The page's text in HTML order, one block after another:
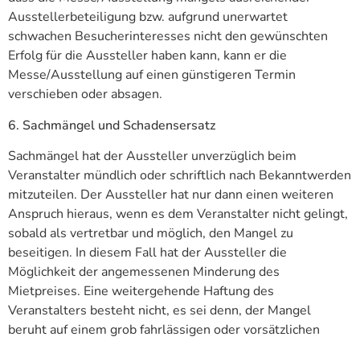
Ausstellerbeteiligung bzw. aufgrund unerwartet
schwachen Besucherinteresses nicht den gewünschten
Erfolg für die Aussteller haben kann, kann er die
Messe/Ausstellung auf einen günstigeren Termin
verschieben oder absagen.
6. Sachmängel und Schadensersatz
Sachmängel hat der Aussteller unverzüglich beim
Veranstalter mündlich oder schriftlich nach Bekanntwerden
mitzuteilen. Der Aussteller hat nur dann einen weiteren
Anspruch hieraus, wenn es dem Veranstalter nicht gelingt,
sobald als vertretbar und möglich, den Mangel zu
beseitigen. In diesem Fall hat der Aussteller die
Möglichkeit der angemessenen Minderung des
Mietpreises. Eine weitergehende Haftung des
Veranstalters besteht nicht, es sei denn, der Mangel
beruht auf einem grob fahrlässigen oder vorsätzlichen